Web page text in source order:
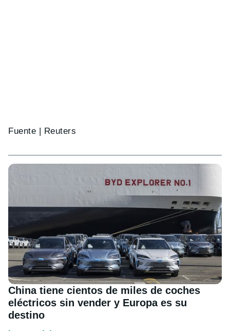
Fuente | Reuters
China tiene cientos de miles de coches
eléctricos sin vender y Europa es su
destino